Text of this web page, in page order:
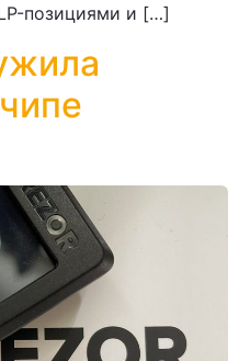
позициями и […]